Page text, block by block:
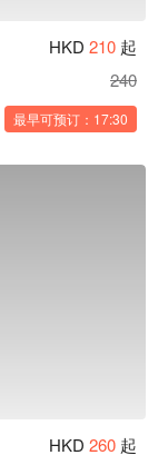
HKD 210 起
240
最早可预订：17:30
HKD 260 起